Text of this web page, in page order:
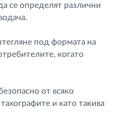
се определят различни
под формата на
когато
от всяко
и като такива